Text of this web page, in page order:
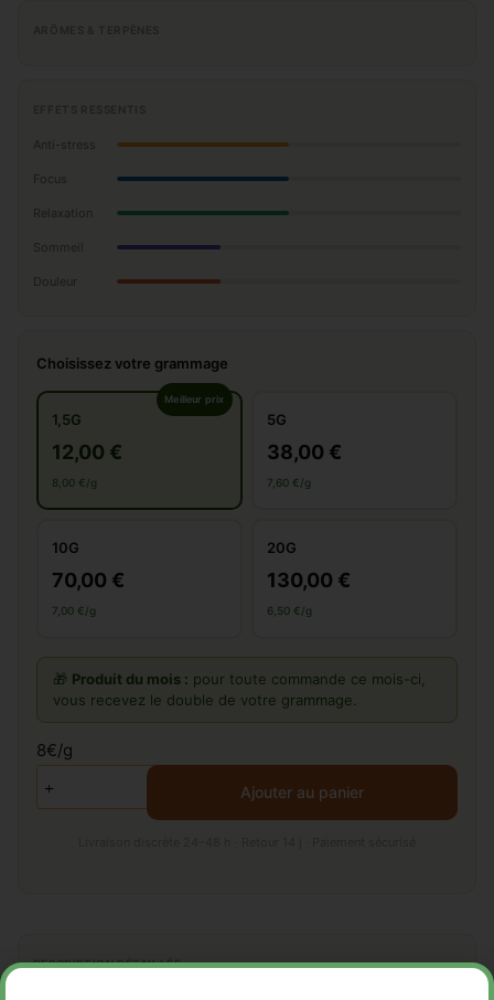
Anti-stress
Focus
Relaxation
Sommeil
Douleur
Choisissez votre grammage
Meilleur prix
1,5G
12,00 €
8,00 €/g
5G
38,00 €
7,60 €/g
10G
70,00 €
7,00 €/g
20G
130,00 €
6,50 €/g
🎁 Produit du mois : pour toute commande ce mois-ci,
vous recevez le double de votre grammage.
8€/g
Ajouter au panier
DESCRIPTION DÉTAILLÉE